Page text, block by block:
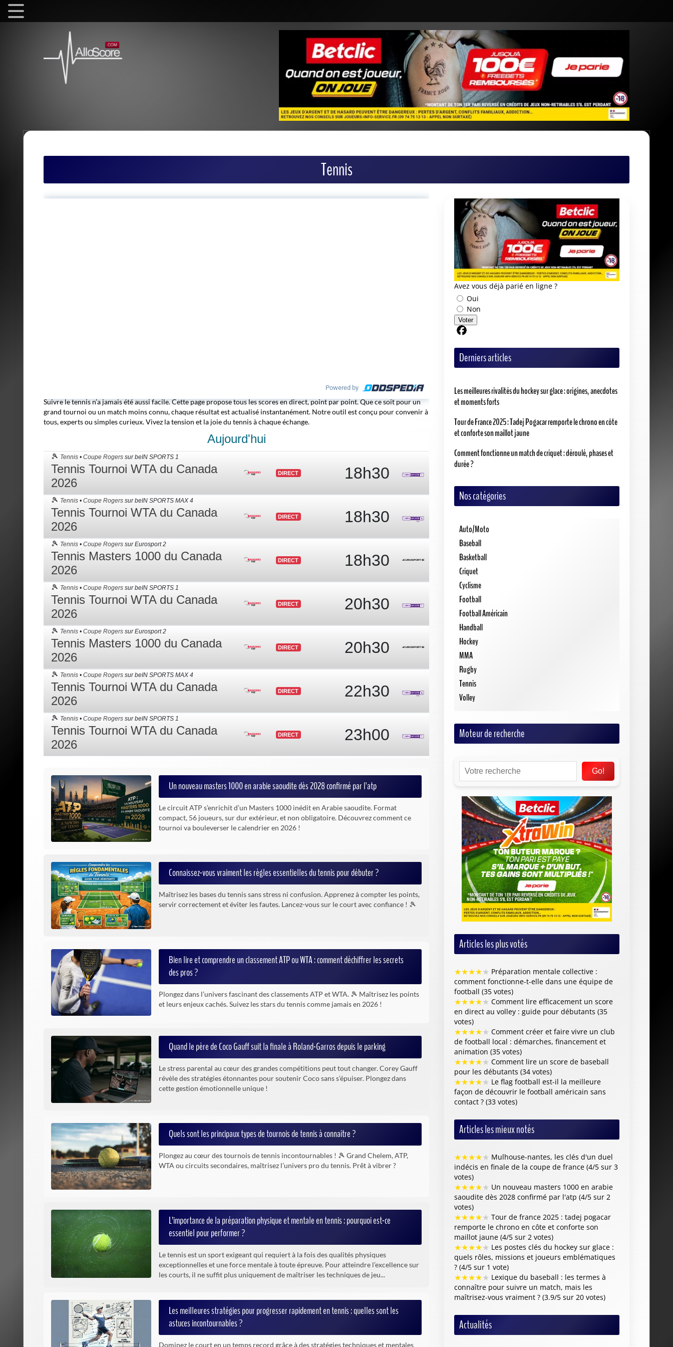
Tennis
Powered by
Suivre le tennis n’a jamais été aussi facile. Cette page propose tous les scores en direct, point par point. Que ce soit pour un
grand tournoi ou un match moins connu, chaque résultat est actualisé instantanément. Notre outil est conçu pour convenir à
tous, experts ou simples curieux. Vivez la tension et la joie du tennis à chaque échange.
Un nouveau masters 1000 en arabie saoudite dès 2028 confirmé par l'atp
Le circuit ATP s’enrichit d’un Masters 1000 inédit en Arabie saoudite. Format
compact, 56 joueurs, sur dur extérieur, et non obligatoire. Découvrez comment ce
tournoi va bouleverser le calendrier en 2026 !
Connaissez-vous vraiment les règles essentielles du tennis pour débuter ?
Maîtrisez les bases du tennis sans stress ni confusion. Apprenez à compter les points,
servir correctement et éviter les fautes. Lancez-vous sur le court avec confiance ! 🎾
Bien lire et comprendre un classement ATP ou WTA : comment déchiffrer les secrets
des pros ?
Plongez dans l’univers fascinant des classements ATP et WTA. 🎾 Maîtrisez les points
et leurs enjeux cachés. Suivez les stars du tennis comme jamais en 2026 !
Quand le père de Coco Gauff suit la finale à Roland-Garros depuis le parking
Le stress parental au cœur des grandes compétitions peut tout changer. Corey Gauff
révèle des stratégies étonnantes pour soutenir Coco sans s’épuiser. Plongez dans
cette gestion émotionnelle unique !
Quels sont les principaux types de tournois de tennis à connaître ?
Plongez au cœur des tournois de tennis incontournables ! 🎾 Grand Chelem, ATP,
WTA ou circuits secondaires, maîtrisez l’univers pro du tennis. Prêt à vibrer ?
L’importance de la préparation physique et mentale en tennis : pourquoi est-ce
essentiel pour performer ?
Le tennis est un sport exigeant qui requiert à la fois des qualités physiques
exceptionnelles et une force mentale à toute épreuve. Pour atteindre l’excellence sur
les courts, il ne suffit plus uniquement de maîtriser les techniques de jeu...
Les meilleures stratégies pour progresser rapidement en tennis : quelles sont les
astuces incontournables ?
Dominez le court en un temps record grâce à des stratégies techniques et mentales
Avez vous déjà parié en ligne ?
Oui
Non
Voter
Derniers articles
Les meilleures rivalités du hockey sur glace : origines, anecdotes
et moments forts
Tour de France 2025 : Tadej Pogacar remporte le chrono en côte
et conforte son maillot jaune
Comment fonctionne un match de criquet : déroulé, phases et
durée ?
Nos catégories
Auto/Moto
Baseball
Basketball
Criquet
Cyclisme
Football
Football Américain
Handball
Hockey
MMA
Rugby
Tennis
Volley
Moteur de recherche
Go!
Articles les plus votés
★★★★★ Préparation mentale collective :
comment fonctionne-t-elle dans une équipe de
football (35 votes)
★★★★★ Comment lire efficacement un score
en direct au volley : guide pour débutants (35
votes)
★★★★★ Comment créer et faire vivre un club
de football local : démarches, financement et
animation (35 votes)
★★★★★ Comment lire un score de baseball
pour les débutants (34 votes)
★★★★★ Le flag football est-il la meilleure
façon de découvrir le football américain sans
contact ? (33 votes)
Articles les mieux notés
★★★★★ Mulhouse-nantes, les clés d'un duel
indécis en finale de la coupe de france (4/5 sur 3
votes)
★★★★★ Un nouveau masters 1000 en arabie
saoudite dès 2028 confirmé par l'atp (4/5 sur 2
votes)
★★★★★ Tour de france 2025 : tadej pogacar
remporte le chrono en côte et conforte son
maillot jaune (4/5 sur 2 votes)
★★★★★ Les postes clés du hockey sur glace :
quels rôles, missions et joueurs emblématiques
? (4/5 sur 1 vote)
★★★★★ Lexique du baseball : les termes à
connaître pour suivre un match, mais les
maîtrisez-vous vraiment ? (3.9/5 sur 20 votes)
Actualités